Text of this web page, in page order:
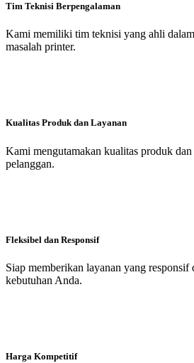
Tim Teknisi Berpengalaman
Kami memiliki tim teknisi yang ahli
masalah printer.
Kualitas Produk dan Layanan
Kami mengutamakan kualitas produk
pelanggan.
Fleksibel dan Responsif
Siap memberikan layanan yang responsif
kebutuhan Anda.
Harga Kompetitif